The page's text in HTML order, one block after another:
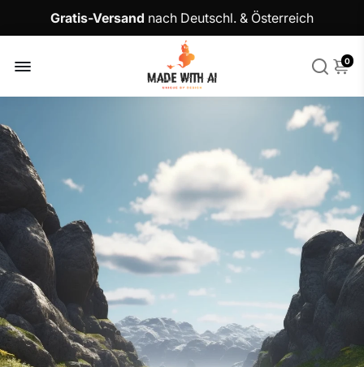
Gratis-Versand nach Deutschl. & Österreich
0